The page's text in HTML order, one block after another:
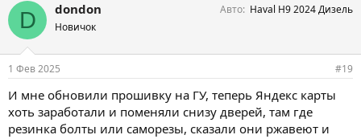
D dondon
Новичок
Авто Haval H9 2024 Дизель
1 Фев 2025 #19
И мне обновили прошивку на ГУ, теперь Яндекс карты
хоть заработали и поменяли снизу дверей, там где
резинка болты или саморезы, сказали они ржавеют и